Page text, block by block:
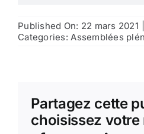
Published On: 22 mars 2021
Categories:Assemblées
Partagez cette
choisissez votre